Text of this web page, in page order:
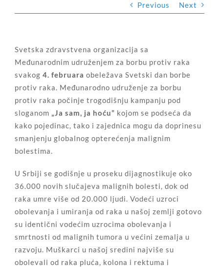
Previous Next
Svetska zdravstvena organizacija sa
Međunarodnim udruženjem za borbu protiv raka
svakog 4. februara obeležava Svetski dan borbe
protiv raka. Međunarodno udruženje za borbu
protiv raka počinje trogodišnju kampanju pod
sloganom „Ja sam, ja hoću” kojom se podseća da
kako pojedinac, tako i zajednica mogu da doprinesu
smanjenju globalnog opterećenja malignim
bolestima.
U Srbiji se godišnje u proseku dijagnostikuje oko
36.000 novih slučajeva malignih bolesti, dok od
raka umre više od 20.000 ljudi. Vodeći uzroci
obolevanja i umiranja od raka u našoj zemlji gotovo
su identični vodećim uzrocima obolevanja i
smrtnosti od malignih tumora u većini zemalja u
razvoju. Muškarci u našoj sredini najviše su
obolevali od raka pluća, kolona i rektuma i